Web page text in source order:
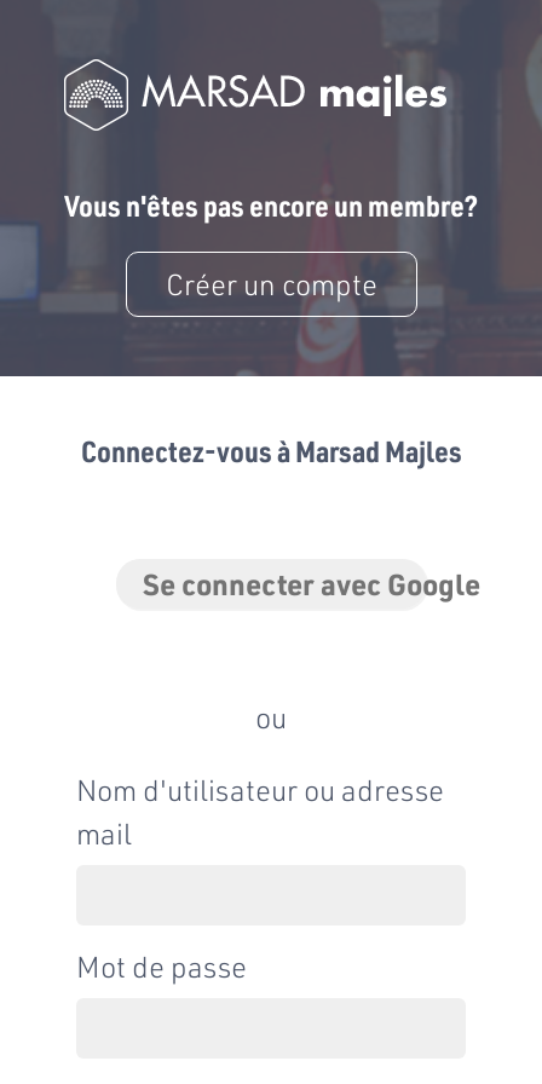
Vous n'êtes pas encore un membre?
Créer un compte
Connectez-vous à Marsad Majles
Se connecter avec Google
ou
Nom d'utilisateur ou adresse
mail
Mot de passe